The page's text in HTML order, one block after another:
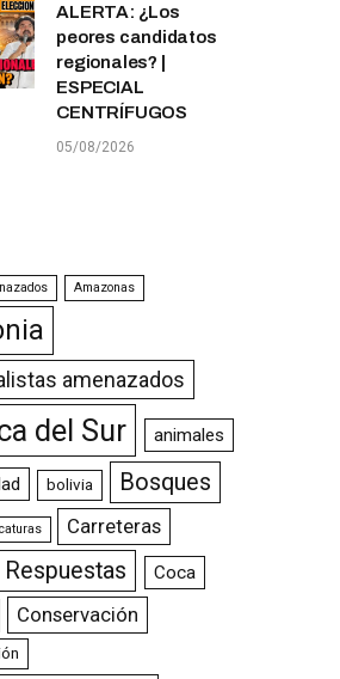
ALERTA: ¿Los
peores candidatos
regionales? |
ESPECIAL
CENTRÍFUGOS
05/08/2026
Amazonas
amenazados
del Sur animales
bolivia Bosques
Carreteras
Coca
Conservación